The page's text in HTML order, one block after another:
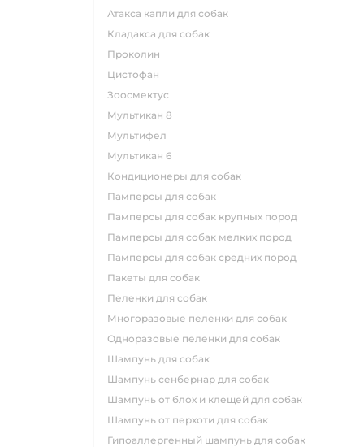
атакса капли для собак
кладакса для собак
проколин
цистофан
зоосмектус
мультикан 8
мультифел
мультикан 6
кондиционеры для собак
памперсы для собак
памперсы для собак крупных пород
памперсы для собак мелких пород
памперсы для собак средних пород
пакеты для собак
пеленки для собак
многоразовые пеленки для собак
одноразовые пеленки для собак
шампунь для собак
шампунь сенбернар для собак
шампунь от блох и клещей для собак
шампунь от перхоти для собак
гипоаллергенный шампунь для собак